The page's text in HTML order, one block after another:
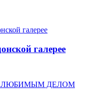
галерее